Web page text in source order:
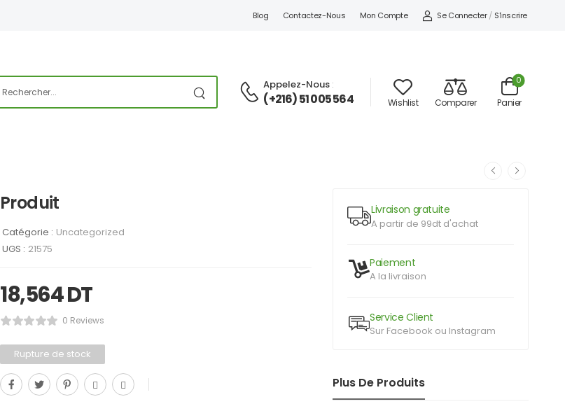
Blog Contactez-Nous Mon Compte Se Connecter / S'inscrire
Appelez-Nous :
(+216) 51 005 564 Wishlist Comparer Panier
0
Livraison gratuite
A partir de 99dt d'achat
Paiement
A la livraison
Service Client
Sur Facebook ou Instagram
Plus De Produits
Produit
Catégorie : Uncategorized
UGS : 21575
18,564DT
0 Reviews
Rupture de stock